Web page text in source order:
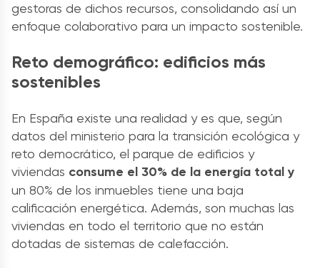
gestoras de dichos recursos, consolidando así un
enfoque colaborativo para un impacto sostenible.
Reto demográfico: edificios más
sostenibles
En España existe una realidad y es que, según
datos del ministerio para la transición ecológica y
reto democrático, el parque de edificios y
viviendas consume el 30% de la energía total y
un 80% de los inmuebles tiene una baja
calificación energética. Además, son muchas las
viviendas en todo el territorio que no están
dotadas de sistemas de calefacción.